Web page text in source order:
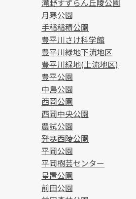
滝野すずらん丘陵公園
月寒公園
手稲稲積公園
豊平川さけ科学館
豊平川緑地下流地区
豊平川緑地(上流地区)
豊平公園
中島公園
西岡公園
西岡中央公園
農試公園
発寒西陵公園
平岡公園
平岡樹芸センター
星置公園
前田公園